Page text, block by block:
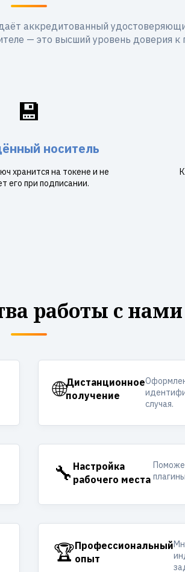
аккредитованный
— это высший уровень доверия к
💾
носитель
хранится на токене и не
его при подписании.
работы с нами
🌐Дистанционное
получение
случая.
🔧 Настройка
рабочего места
🏆Профессиональный
опыт